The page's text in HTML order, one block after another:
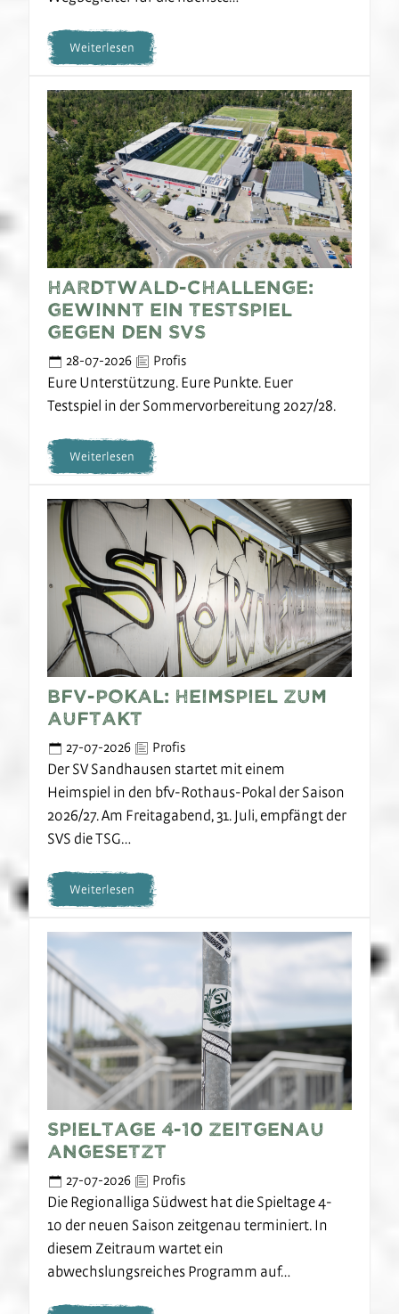
Weiterlesen
Hardtwald-Challenge:
Gewinnt ein Testspiel
gegen den SVS
28-07-2026 Profis
Eure Unterstützung. Eure Punkte. Euer
Testspiel in der Sommervorbereitung 2027/28.
Weiterlesen
bfv-Pokal: Heimspiel zum
Auftakt
27-07-2026 Profis
Der SV Sandhausen startet mit einem
Heimspiel in den bfv-Rothaus-Pokal der Saison
2026/27. Am Freitagabend, 31. Juli, empfängt der
SVS die TSG…
Weiterlesen
Spieltage 4-10 zeitgenau
angesetzt
27-07-2026 Profis
Die Regionalliga Südwest hat die Spieltage 4-
10 der neuen Saison zeitgenau terminiert. In
diesem Zeitraum wartet ein
abwechslungsreiches Programm auf…